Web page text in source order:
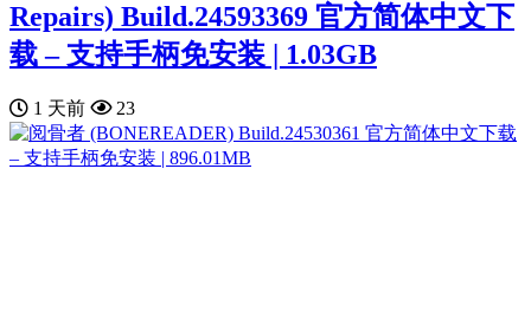
Repairs) Build.24593369 官方简体中文下
载 – 支持手柄免安装 | 1.03GB
1 天前 23